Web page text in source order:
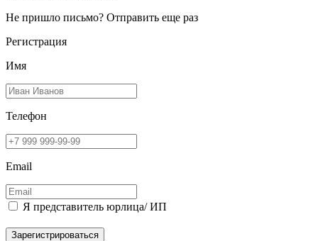
Не пришло письмо? Отправить еще раз
Регистрация
Имя
Телефон
Email
Я представитель юрлица/ ИП
Зарегистрироваться